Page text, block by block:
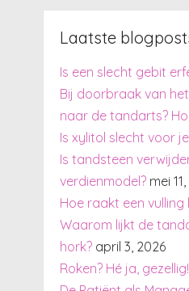
Laatste
Is een slecht gebit
Bij doorbraak van
naar de tandarts?
Is xylitol slecht voor
Is tandsteen
verdienmodel? mei
Hoe raakt een vulling
Waarom lijkt de
hork? april 3, 2026
Roken? Hé ja, gezellig!